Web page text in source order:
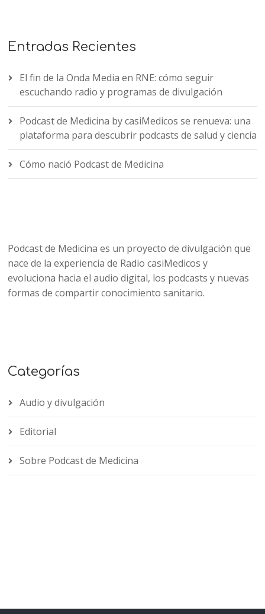
Entradas Recientes
El fin de la Onda Media en RNE: cómo seguir
escuchando radio y programas de divulgación
Podcast de Medicina by casiMedicos se renueva: una
plataforma para descubrir podcasts de salud y ciencia
Cómo nació Podcast de Medicina
Podcast de Medicina es un proyecto de divulgación que
nace de la experiencia de Radio casiMedicos y
evoluciona hacia el audio digital, los podcasts y nuevas
formas de compartir conocimiento sanitario.
Categorías
Audio y divulgación
Editorial
Sobre Podcast de Medicina